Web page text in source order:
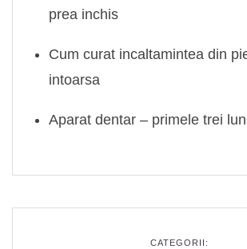
prea inchis
Cum curat incaltamintea din
intoarsa
Aparat dentar – primele trei
CATEGORII: